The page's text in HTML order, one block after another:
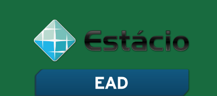
Olá, insira seus dados para continuar.